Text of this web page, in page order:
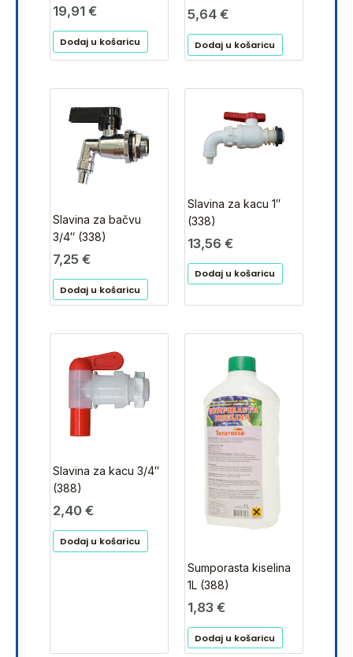
19,91 €
Dodaj u košaricu
5,64 €
Dodaj u košaricu
Slavina za bačvu
3/4″ (338)
7,25 €
Dodaj u košaricu
Slavina za kacu 1″
(338)
13,56 €
Dodaj u košaricu
Slavina za kacu 3/4″
(388)
2,40 €
Dodaj u košaricu
Sumporasta kiselina
1L (388)
1,83 €
Dodaj u košaricu